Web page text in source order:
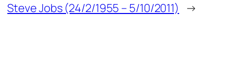
Steve Jobs (24/2/1955 – 5/10/2011) →